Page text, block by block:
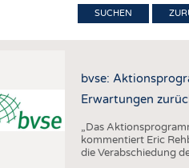
bvse:
Erwartungen
„Das
kommentiert Eric
die Verabschiedung